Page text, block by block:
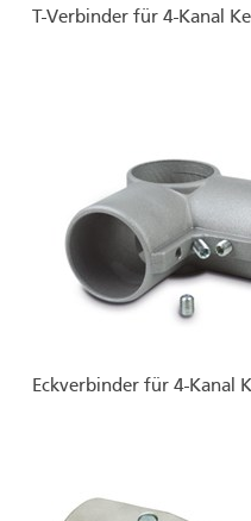
T-Verbinder für 4-Kanal
Eckverbinder für 4-Kanal